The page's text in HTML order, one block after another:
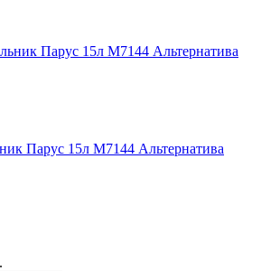
Парус 15л М7144 Альтернатива